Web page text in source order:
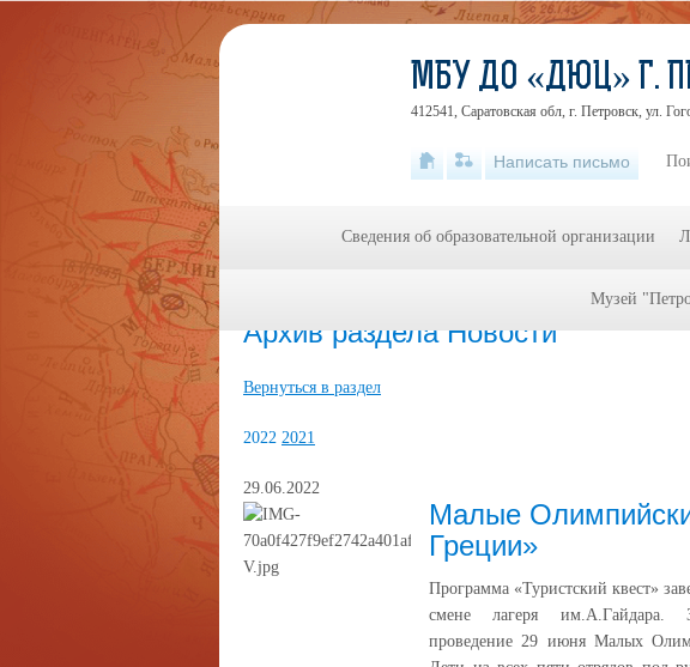
Архив раздела Новости
Вернуться в раздел
2022 2021
29.06.2022
Малые
Греции»
Программа «Туристский квест»
смене лагеря им.А.Гайдара.
проведение 29 июня Малых
МБУ ДО «ДЮЦ» Г.
412541, Саратовская обл, г. Петровск, ул.
Написать письмо
Сведения об образовательной организации
Музей